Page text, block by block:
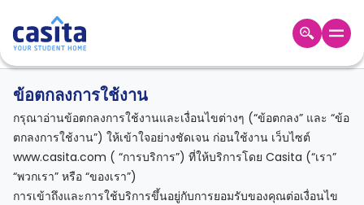
TH
เข้าสู่
ระบบ
Booking
Accommodation
About
ข้อตกลงการใช้งาน
กรุณาอ่านข้อตกลงการใช้งานและเงื่อนไขต่างๆ (“ข้อตกลง” และ “ข้อ
ตกลงการใช้งาน”) ให้เข้าใจอย่างชัดเจน ก่อนใช้งาน เว็บไซต์
www.casita.com ( “การบริการ”) ที่ให้บริการโดย Casita (“เรา”
“พวกเรา” หรือ “ของเรา”)
การเข้าถึงและการใช้บริการขึ้นอยู่กับการยอมรับของคุณต่อเงื่อนไข